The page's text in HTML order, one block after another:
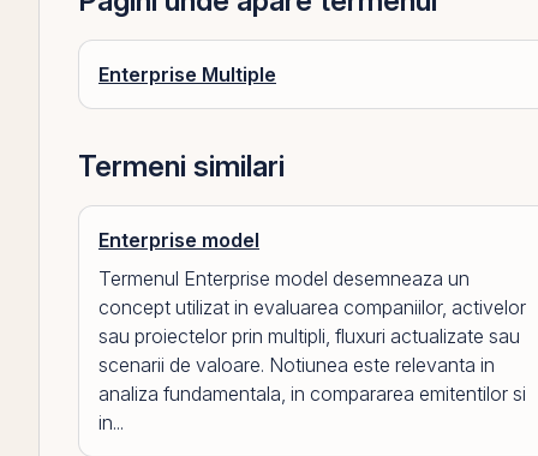
Enterprise Multiple
Termeni similari
Enterprise model
Termenul Enterprise model desemneaza un
concept utilizat in evaluarea companiilor, activelor
sau proiectelor prin multipli, fluxuri actualizate sau
scenarii de valoare. Notiunea este relevanta in
analiza fundamentala, in compararea emitentilor si
in...